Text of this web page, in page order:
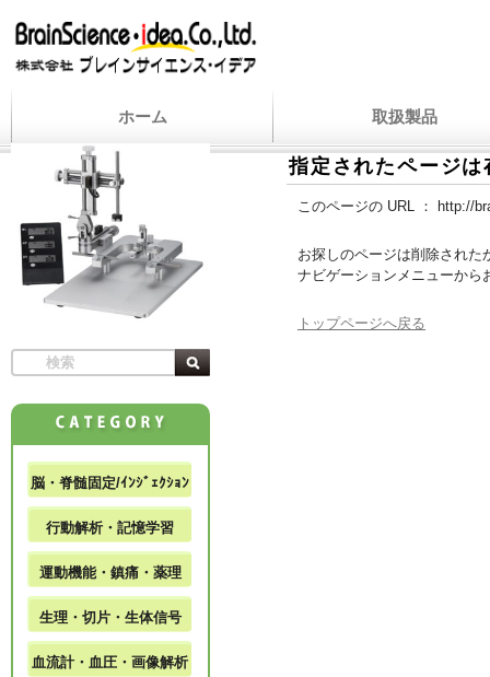
ホーム 取扱製品
指定されたページ
このページの URL ： http://
お探しのページは削除された
ナビゲーションメニューから
トップページへ戻る
脳・脊髄固定/ｲﾝｼﾞｪｸｼｮﾝ
行動解析・記憶学習
運動機能・鎮痛・薬理
生理・切片・生体信号
血流計・血圧・画像解析